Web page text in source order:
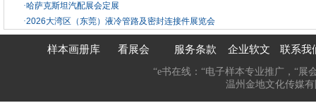
·哈萨克斯坦汽配展会定展
·2026大湾区（东莞）液冷管路及密封连接件展览会
样本画册库 看展会 服务条款 企业软文 联系我
“e书在线：“电子样本专业推广，“展
温州金地文化传媒